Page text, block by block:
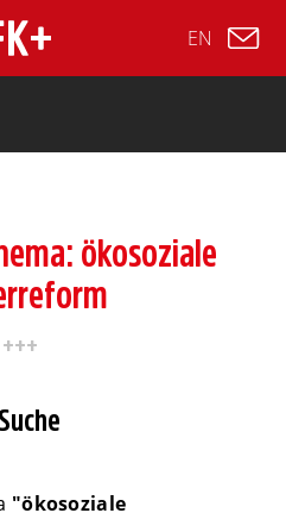
navigation
EN
ökosoziale
Suche
"ökosoziale